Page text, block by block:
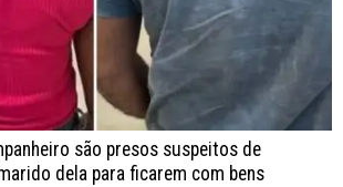
são presos suspeitos de
dela para ficarem com bens